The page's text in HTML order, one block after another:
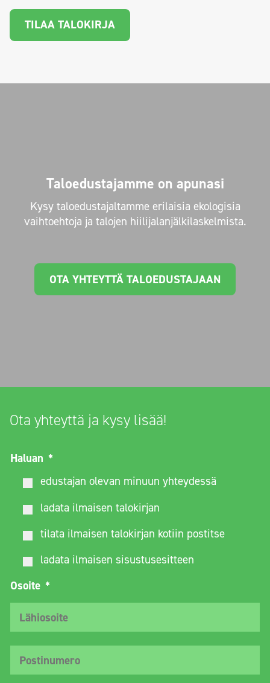
TILAA TALOKIRJA
Taloedustajamme on apunasi
Kysy taloedustajaltamme erilaisia ekologisia
vaihtoehtoja ja talojen hiilijalanjälkilaskelmista.
OTA YHTEYTTÄ TALOEDUSTAJAAN
Ota yhteyttä ja kysy lisää!
Haluan *
edustajan olevan minuun yhteydessä
ladata ilmaisen talokirjan
tilata ilmaisen talokirjan kotiin postitse
ladata ilmaisen sisustusesitteen
Osoite *